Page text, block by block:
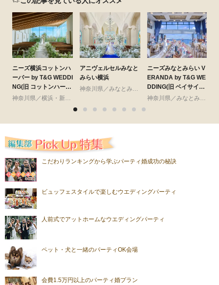
ニーズ横浜コットンハ
ーバー by T&G WEDDI
NG(旧 コットンハーバ
ークラブ 横浜)
神奈川県／横浜・新横浜・川崎
アニヴェルセルみなと
みらい横浜
神奈川県／みなとみらい・桜木町・山手・山下町・関内
ニーズみなとみらい V
ERANDA by T&G WE
DDING(旧 ベイサイド
迎賓館ベランダ)
神奈川県／みなとみらい・桜木町・山手・山下町・関内
こだわりランキングから学ぶパーティ婚成功の秘訣
ビュッフェスタイルで楽しむウエディングパーティ
人前式でアットホームなウエディングパーティ
ペット・犬と一緒のパーティOK会場
会費1.5万円以上のパーティ婚プラン